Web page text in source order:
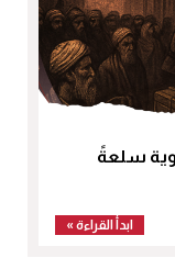
سلعةً
ابدأ القراءة »